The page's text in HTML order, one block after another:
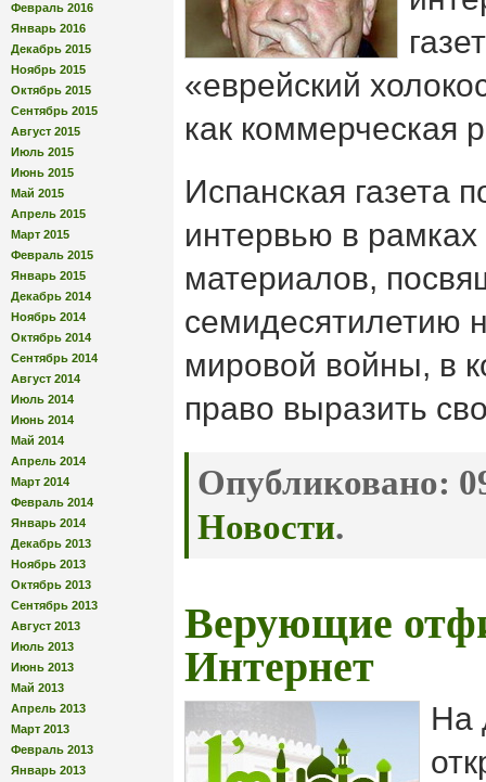
Февраль 2016
Январь 2016
Декабрь 2015
Ноябрь 2015
Октябрь 2015
Сентябрь 2015
Август 2015
Июль 2015
Июнь 2015
Май 2015
Апрель 2015
Март 2015
Февраль 2015
Январь 2015
Декабрь 2014
Ноябрь 2014
Октябрь 2014
Сентябрь 2014
Август 2014
Июль 2014
Июнь 2014
Май 2014
Апрель 2014
Март 2014
Февраль 2014
Январь 2014
Декабрь 2013
Ноябрь 2013
Октябрь 2013
Сентябрь 2013
Август 2013
Июль 2013
Июнь 2013
Май 2013
Апрель 2013
Март 2013
Февраль 2013
Январь 2013
«еврейский
как коммерческая
Испанская газета
интервью в
материалов,
семидесятилетию
мировой войны, в
право выразить
Опубликовано:
Новости.
Верующие
Интернет
На